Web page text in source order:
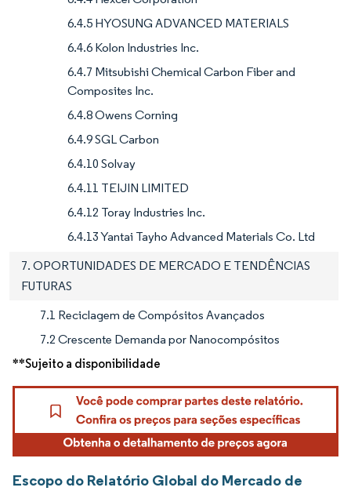
6.4.5 HYOSUNG ADVANCED MATERIALS
6.4.6 Kolon Industries Inc.
6.4.7 Mitsubishi Chemical Carbon Fiber and
Composites Inc.
6.4.8 Owens Corning
6.4.9 SGL Carbon
6.4.10 Solvay
6.4.11 TEIJIN LIMITED
6.4.12 Toray Industries Inc.
6.4.13 Yantai Tayho Advanced Materials Co. Ltd
7. OPORTUNIDADES DE MERCADO E TENDÊNCIAS
FUTURAS
7.1 Reciclagem de Compósitos Avançados
7.2 Crescente Demanda por Nanocompósitos
**Sujeito a disponibilidade
Escopo do Relatório Global do Mercado de